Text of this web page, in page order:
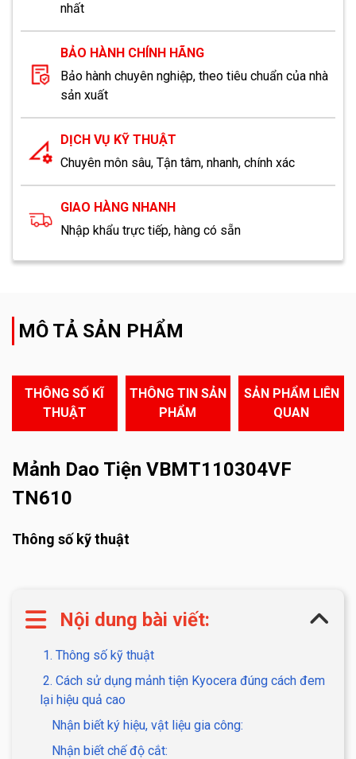
nhất
BẢO HÀNH CHÍNH HÃNG
Bảo hành chuyên nghiệp, theo tiêu chuẩn của nhà
sản xuất
DỊCH VỤ KỸ THUẬT
Chuyên môn sâu, Tận tâm, nhanh, chính xác
GIAO HÀNG NHANH
Nhập khẩu trực tiếp, hàng có sẵn
MÔ TẢ SẢN PHẨM
THÔNG SỐ KĨ
THUẬT
THÔNG TIN SẢN
PHẨM
SẢN PHẨM LIÊN
QUAN
Mảnh Dao Tiện VBMT110304VF
TN610
Thông số kỹ thuật
Nội dung bài viết:
1. Thông số kỹ thuật
2. Cách sử dụng mảnh tiện Kyocera đúng cách đem
lại hiệu quả cao
Nhận biết ký hiệu, vật liệu gia công:
Nhận biết chế độ cắt: